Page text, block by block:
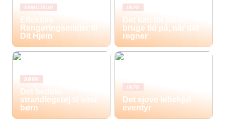
FAMILIELIV
Effektive
Rengøringsmidler til
Dit Hjem
INFO
Det kan dit barn
bruge tid på, når det
regner
BØRN
Det bedste
strandlegetøj til små
børn
INFO
Det sjove løbehjul
eventyr